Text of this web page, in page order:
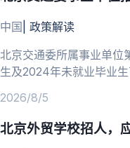
中国 政策解读
北京交通委所属事业单
生及2024年未就业毕业生
2026/8/5
北京外贸学校招人，